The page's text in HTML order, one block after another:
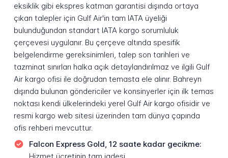
eksiklik gibi ekspres katman garantisi dışında ortaya
çıkan talepler için Gulf Air'in tam IATA üyeliği
bulunduğundan standart IATA kargo sorumluluk
çerçevesi uygulanır. Bu çerçeve altında spesifik
belgelendirme gereksinimleri, talep son tarihleri ve
tazminat sınırları halka açık detaylandırılmaz ve ilgili Gulf
Air kargo ofisi ile doğrudan temasta ele alınır. Bahreyn
dışında bulunan göndericiler ve konsinyerler için ilk temas
noktası kendi ülkelerindeki yerel Gulf Air kargo ofisidir ve
resmi kargo web sitesi üzerinden tam dünya çapında
ofis rehberi mevcuttur.
Falcon Express Gold, 12 saate kadar gecikme:
Hizmet ücretinin tam iadesi